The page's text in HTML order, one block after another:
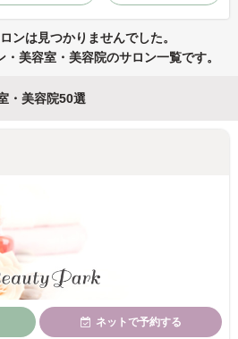
ンは見つかりませんでした。
美容室・美容院のサロン一覧です。
・美容院50選
ネットで予約する